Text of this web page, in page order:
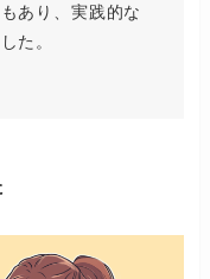
あり、実践的な
た。